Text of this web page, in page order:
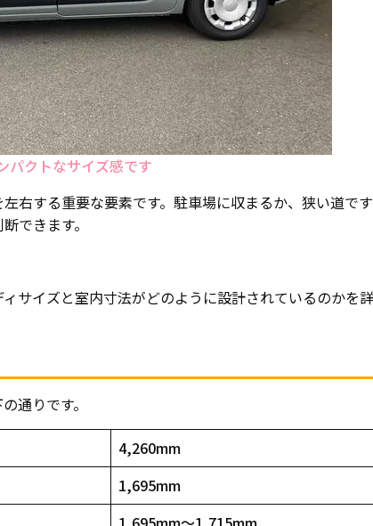
パクトなサイズ感です
右する重要な要素です。駐車場に収まるか、狭い道です
できます。
サイズと室内寸法がどのように設計されているのかを
通りです。
4,260mm
1,695mm